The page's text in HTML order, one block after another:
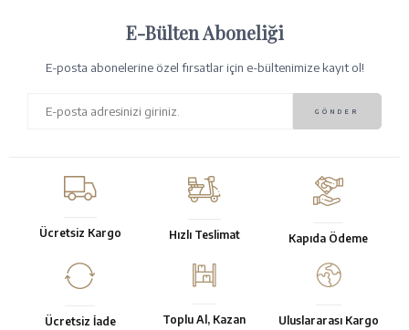
E-Bülten Aboneliği
E-posta abonelerine özel fırsatlar için e-bültenimize kayıt ol!
Ücretsiz Kargo Hızlı Teslimat Kapıda Ödeme
Ücretsiz İade Toplu Al, Kazan Uluslararası Kargo